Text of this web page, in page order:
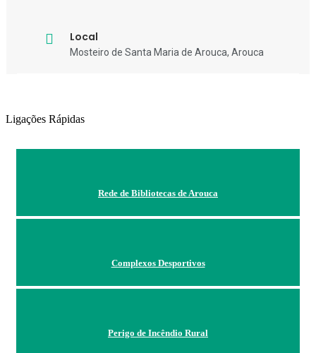
Local
Mosteiro de Santa Maria de Arouca, Arouca
Ligações Rápidas
Rede de Bibliotecas de Arouca
Complexos Desportivos
Perigo de Incêndio Rural